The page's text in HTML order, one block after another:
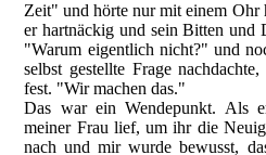
Zeit" und hörte nur mit einem Ohr
er hartnäckig und sein Bitten und
"Warum eigentlich nicht?" und
selbst gestellte Frage
fest. "Wir machen das."
Das war ein Wendepunkt. Als
meiner Frau lief, um ihr die
nach und mir wurde bewusst,